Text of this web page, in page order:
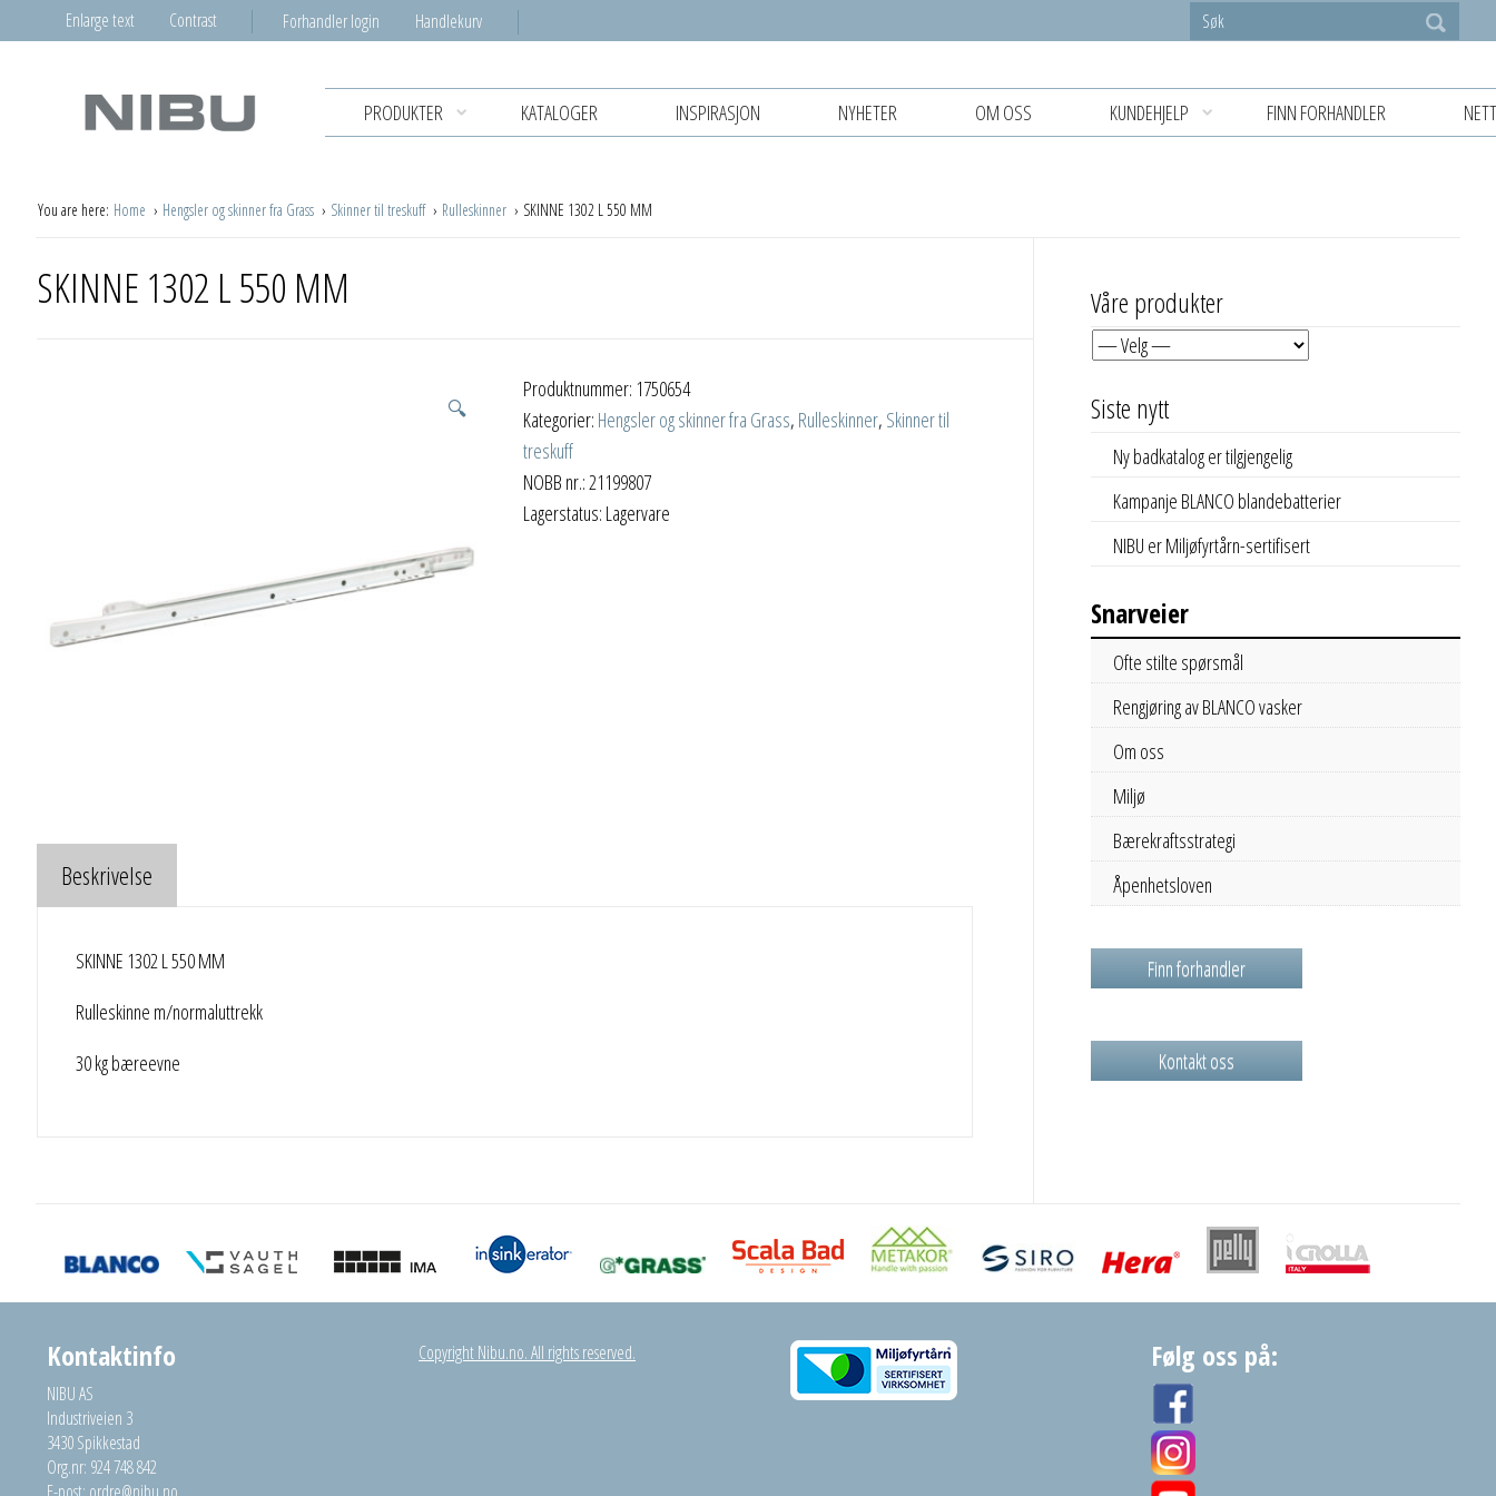
Enlarge text Contrast Forhandler login Handlekurv
PRODUKTER KATALOGER INSPIRASJON NYHETER OM OSS KUNDEHJELP FINN FORHANDLER
You are here: Home Hengsler og skinner fra Grass Skinner til treskuff Rulleskinner SKINNE 1302 L 550 MM
SKINNE 1302 L 550 MM
🔍
Produktnummer: 1750654
Kategorier: Hengsler og skinner fra Grass, Rulleskinner, Skinner til
treskuff
NOBB nr.: 21199807
Lagerstatus: Lagervare
Beskrivelse
SKINNE 1302 L 550 MM
Rulleskinne m/normaluttrekk
30 kg bæreevne
Våre produkter
Siste nytt
Ny badkatalog er tilgjengelig
Kampanje BLANCO blandebatterier
NIBU er Miljøfyrtårn-sertifisert
Snarveier
Ofte stilte spørsmål
Rengjøring av BLANCO vasker
Om oss
Miljø
Bærekraftsstrategi
Åpenhetsloven
Finn forhandler
Kontakt oss
Kontaktinfo
NIBU AS
Industriveien 3
3430 Spikkestad
Org.nr: 924 748 842
Copyright Nibu.no. All rights reserved. Følg oss på: